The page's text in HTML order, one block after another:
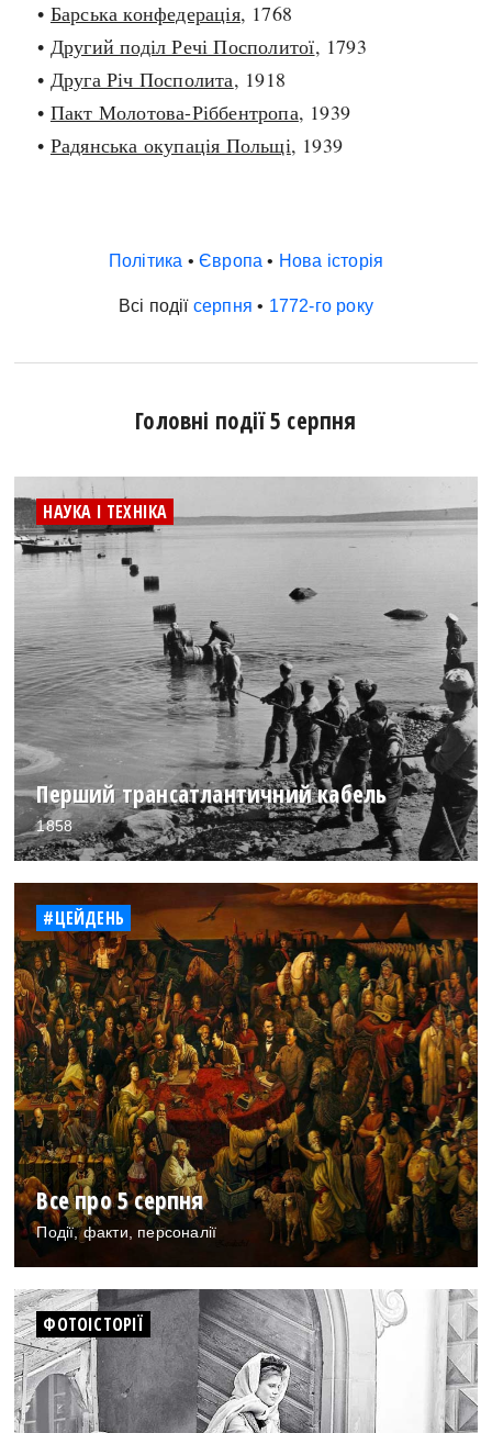
• Барська конфедерація, 1768
• Другий поділ Речі Посполитої, 1793
• Друга Річ Посполита, 1918
• Пакт Молотова-Ріббентропа, 1939
• Радянська окупація Польщі, 1939
Політика • Європа • Нова історія
Всі події серпня • 1772-го року
Головні події 5 серпня
НАУКА І ТЕХНІКА
Перший трансатлантичний кабель
1858
#ЦЕЙДЕНЬ
Все про 5 серпня
Події, факти, персоналії
ФОТОІСТОРІЇ